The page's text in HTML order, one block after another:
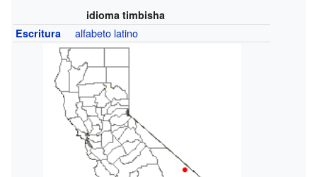
idioma timbisha
Escritura
alfabeto latino